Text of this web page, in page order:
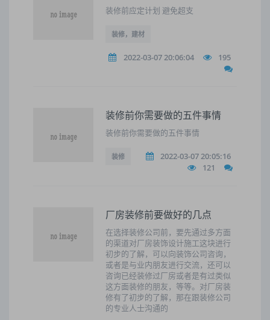
装修前应定计划 避免超支
装修，建材
2022-03-07 20:06:04 195
装修前你需要做的五件事情
装修前你需要做的五件事情
装修
2022-03-07 20:05:16
121
厂房装修前要做好的几点
在选择装修公司前，要先通过多方面
的渠道对厂房装饰设计施工这块进行
初步的了解，可以向装饰公司咨询，
或者是与业内朋友进行交流，还可以
咨询已经装修过厂房或者是有过类似
这方面装修的朋友，等等。对厂房装
修有了初步的了解，那在跟装修公司
的专业人士沟通的